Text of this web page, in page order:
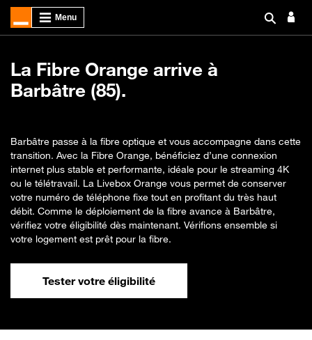
La Fibre Orange arrive à
Barbâtre (85).
Barbâtre passe à la fibre optique et vous accompagne dans cette
transition. Avec la Fibre Orange, bénéficiez d’une connexion
internet plus stable et performante, idéale pour le streaming 4K
ou le télétravail. La Livebox Orange vous permet de conserver
votre numéro de téléphone fixe tout en profitant du très haut
débit. Comme le déploiement de la fibre avance à Barbâtre,
vérifiez votre éligibilité dès maintenant. Vérifions ensemble si
votre logement est prêt pour la fibre.
Tester votre éligibilité